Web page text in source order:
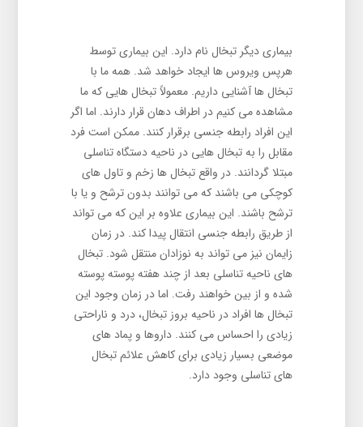
بیماری دیگر تبخال نام دارد. این بیماری توسط
هرپس ویروس ها ایجاد خواهد شد. همه ما با
تبخال ها آشنایی داریم. معمولاً تبخال هایی که ما
مشاهده می کنیم در اطراف دهان قرار دارند. اما اگر
این افراد رابطه جنسی برقرار کنند. ممکن است فرد
مقابل را به تبخال هایی در ناحیه دستگاه تناسلی
مبتلا گردانند. در واقع تبخال ها زخم و تاول های
کوچکی می باشند که می توانند بدون ترشح و یا با
ترشح باشند. این بیماری علاوه بر این که می‌ تواند
از طریق رابطه جنسی انتقال پیدا کند. در زمان
زایمان نیز می ‌تواند به نوزادان منتقل شود. تبخال
های ناحیه تناسلی بعد از چند هفته پوسته پوسته
شده و از بین خواهند رفت. اما در زمان وجود این
تبخال ها افراد در ناحیه بروز تبخال، درد و ناراحتی
زیادی را احساس می کنند. داروها و پماد های
موضعی بسیار زیادی برای کاهش علائم تبخال
های تناسلی وجود دارد.